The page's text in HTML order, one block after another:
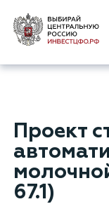
Проект
67.1)